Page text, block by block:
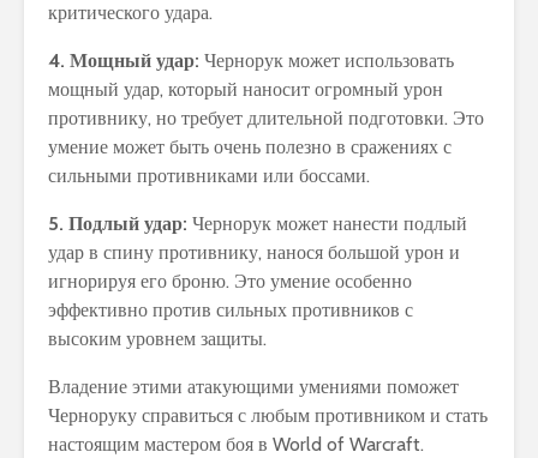
критического удара.
4. Мощный удар: Чернорук может использовать
мощный удар, который наносит огромный урон
противнику, но требует длительной подготовки. Это
умение может быть очень полезно в сражениях с
сильными противниками или боссами.
5. Подлый удар: Чернорук может нанести подлый
удар в спину противнику, нанося большой урон и
игнорируя его броню. Это умение особенно
эффективно против сильных противников с
высоким уровнем защиты.
Владение этими атакующими умениями поможет
Черноруку справиться с любым противником и стать
настоящим мастером боя в World of Warcraft.